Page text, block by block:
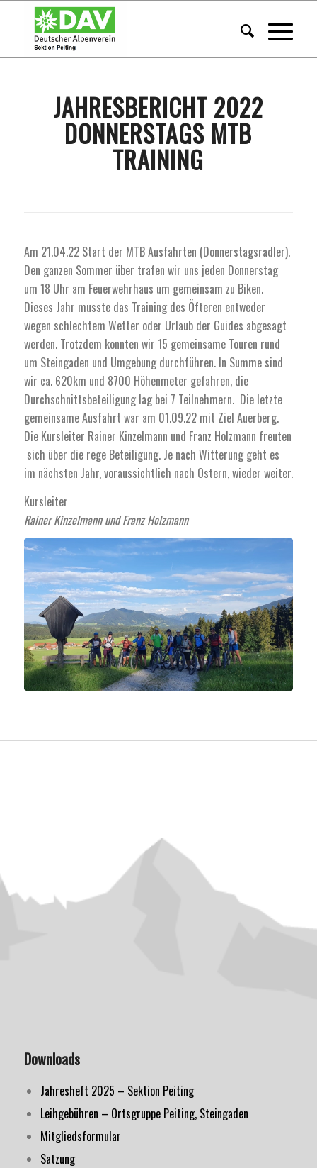
JAHRESBERICHT 2022
DONNERSTAGS MTB
TRAINING
Am 21.04.22 Start der MTB Ausfahrten (Donnerstagsradler).
Den ganzen Sommer über trafen wir uns jeden Donnerstag
um 18 Uhr am Feuerwehrhaus um gemeinsam zu Biken.
Dieses Jahr musste das Training des Öfteren entweder
wegen schlechtem Wetter oder Urlaub der Guides abgesagt
werden. Trotzdem konnten wir 15 gemeinsame Touren rund
um Steingaden und Umgebung durchführen. In Summe sind
wir ca. 620km und 8700 Höhenmeter gefahren, die
Durchschnittsbeteiligung lag bei 7 Teilnehmern. Die letzte
gemeinsame Ausfahrt war am 01.09.22 mit Ziel Auerberg.
Die Kursleiter Rainer Kinzelmann und Franz Holzmann freuten
sich über die rege Beteiligung. Je nach Witterung geht es
im nächsten Jahr, voraussichtlich nach Ostern, wieder weiter.
Kursleiter
Rainer Kinzelmann und Franz Holzmann
Downloads
Jahresheft 2025 – Sektion Peiting
Leihgebühren – Ortsgruppe Peiting, Steingaden
Mitgliedsformular
Satzung